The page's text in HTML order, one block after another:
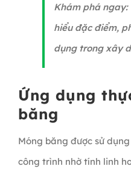
Khám phá ngay:
hiểu đặc điểm,
dụng trong xây
Ứng dụng
băng
Móng băng được sử
công trình nhờ tính linh